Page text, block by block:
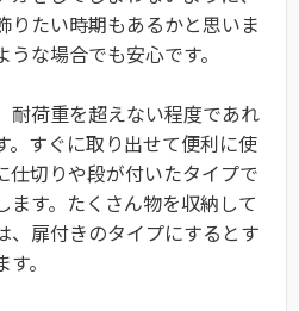
りたい時期もあるかと思いま
な場合でも安心です。
耐荷重を超えない程度であれ
。すぐに取り出せて便利に使
仕切りや段が付いたタイプで
ます。たくさん物を収納して
、扉付きのタイプにするとす
。